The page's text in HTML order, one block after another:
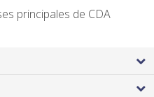
principales de CDA